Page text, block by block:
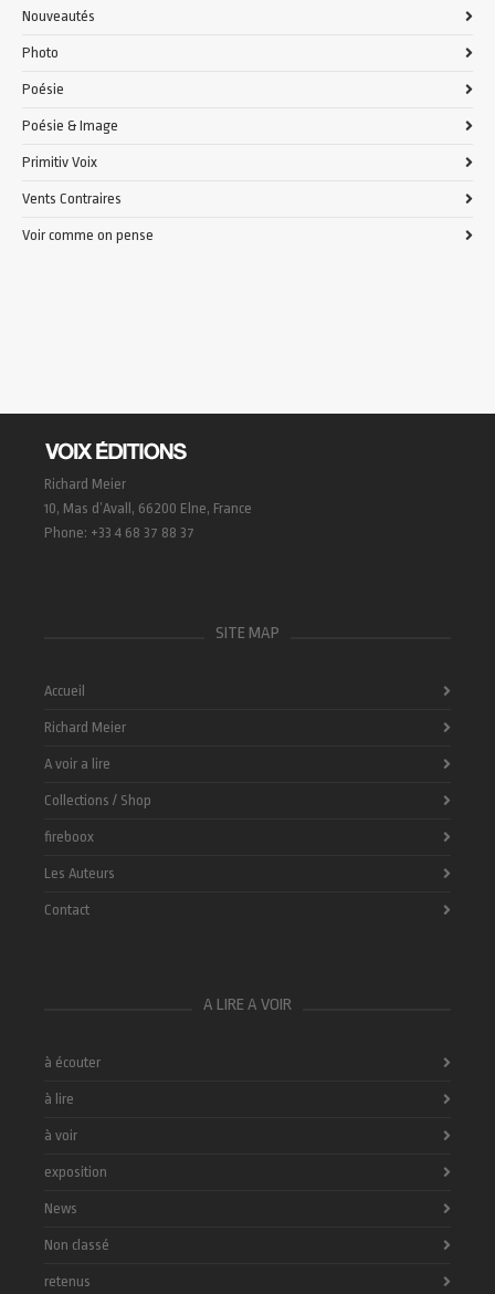
Nouveautés
Photo
Poésie
Poésie & Image
Primitiv Voix
Vents Contraires
Voir comme on pense
Richard Meier
10, Mas d’Avall, 66200 Elne, France
Phone: +33 4 68 37 88 37
SITE MAP
Accueil
Richard Meier
A voir a lire
Collections / Shop
fireboox
Les Auteurs
Contact
A LIRE A VOIR
à écouter
à lire
à voir
exposition
News
Non classé
retenus